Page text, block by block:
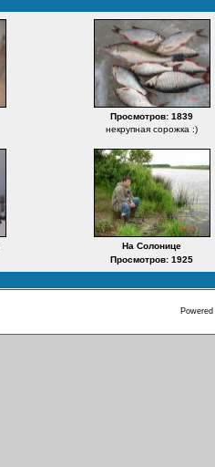
Просмотров: 1839
некрупная сорожка :)
На Солонице
Просмотров: 1925